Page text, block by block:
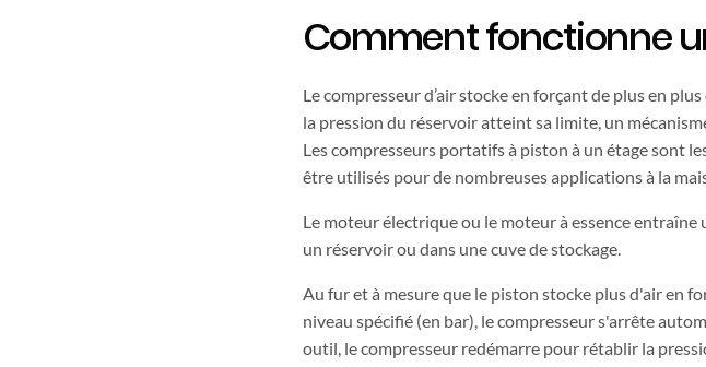
Comment fonctionne
Le compresseur d’air stocke en forçant de plus en
la pression du réservoir atteint sa limite, un
Les compresseurs portatifs à piston à un étage sont
être utilisés pour de nombreuses applications à la
Le moteur électrique ou le moteur à essence
un réservoir ou dans une cuve de stockage.
Au fur et à mesure que le piston stocke plus d'air en
niveau spécifié (en bar), le compresseur s'arrête
outil, le compresseur redémarre pour rétablir la